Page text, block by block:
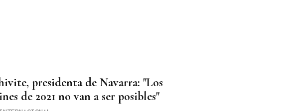
presidenta de Navarra: "Los
de 2021 no van a ser posibles"